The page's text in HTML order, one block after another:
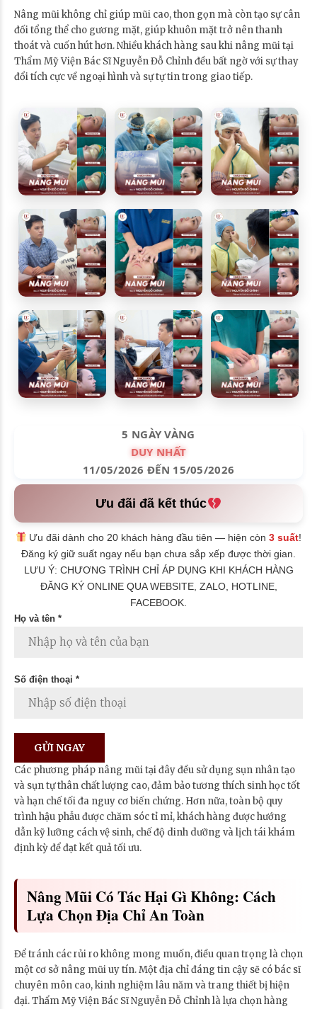
Nâng mũi không chỉ giúp mũi cao, thon gọn mà còn tạo sự cân
đối tổng thể cho gương mặt, giúp khuôn mặt trở nên thanh
thoát và cuốn hút hơn. Nhiều khách hàng sau khi nâng mũi tại
Thẩm Mỹ Viện Bác Sĩ Nguyễn Đỗ Chỉnh đều bất ngờ với sự thay
đổi tích cực về ngoại hình và sự tự tin trong giao tiếp.
5 NGÀY VÀNG
DUY NHẤT
11/05/2026 ĐẾN 15/05/2026
Ưu đãi đã kết thúc
Ưu đãi dành cho 20 khách hàng đầu tiên — hiện còn3 suất!
Đăng ký giữ suất ngay nếu bạn chưa sắp xếp được thời gian.
LƯU Ý: CHƯƠNG TRÌNH CHỈ ÁP DỤNG KHI KHÁCH HÀNG
ĐĂNG KÝ ONLINE QUA WEBSITE, ZALO, HOTLINE,
FACEBOOK.
Họ và tên *
Số điện thoại *
Các phương pháp nâng mũi tại đây đều sử dụng sụn nhân tạo
và sụn tự thân chất lượng cao, đảm bảo tương thích sinh học tốt
và hạn chế tối đa nguy cơ biến chứng. Hơn nữa, toàn bộ quy
trình hậu phẫu được chăm sóc tỉ mỉ, khách hàng được hướng
dẫn kỹ lưỡng cách vệ sinh, chế độ dinh dưỡng và lịch tái khám
định kỳ để đạt kết quả tối ưu.
Nâng Mũi Có Tác Hại Gì Không: Cách
Lựa Chọn Địa Chỉ An Toàn
Để tránh các rủi ro không mong muốn, điều quan trọng là chọn
một cơ sở nâng mũi uy tín. Một địa chỉ đáng tin cậy sẽ có bác sĩ
chuyên môn cao, kinh nghiệm lâu năm và trang thiết bị hiện
đại. Thẩm Mỹ Viện Bác Sĩ Nguyễn Đỗ Chỉnh là lựa chọn hàng